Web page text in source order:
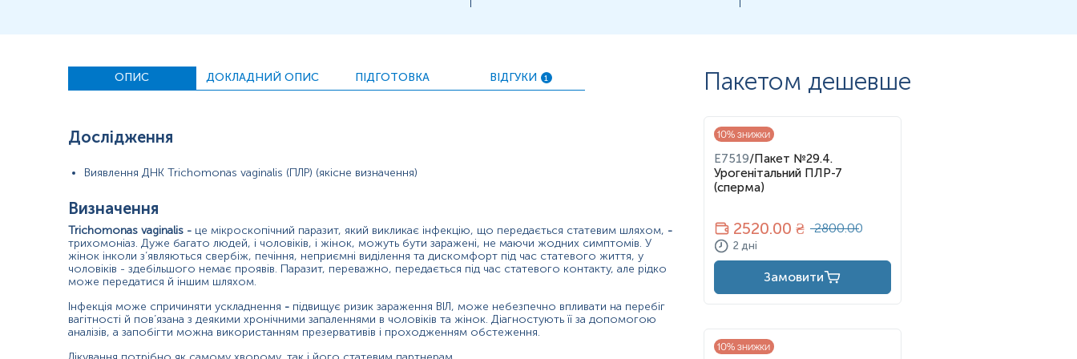
Синоніми
Маркер наявності Trichomonas vaginalis
Показання до призначення
Запальні захворювання сечостатевої системи;
Аномальні вагінальні виділення;
Виділення з уретри;
ОПИС ДОКЛАДНИЙ ОПИС ПІДГОТОВКА ВІДГУКИ 1
Дослідження
Виявлення ДНК Trichomonas vaginalis (ПЛР) (якісне визначення)
Визначення
Trichomonas vaginalis -це мікроскопічний паразит, який викликає інфекцію, що передається статевим шляхом, -
трихомоніаз. Дуже багато людей, і чоловіків, і жінок, можуть бути заражені, не маючи жодних симптомів. У
жінок інколи з’являються свербіж, печіння, неприємні виділення та дискомфорт під час статевого життя, у
чоловіків - здебільшого немає проявів. Паразит, переважно, передається під час статевого контакту, але рідко
може передатися й іншим шляхом.
Інфекція може спричиняти ускладнення -підвищує ризик зараження ВІЛ, може небезпечно впливати на перебіг
вагітності й пов’язана з деякими хронічними запаленнями в чоловіків та жінок. Діагностують її за допомогою
аналізів, а запобігти можна використанням презервативів і проходженням обстеження.
Пакетом дешевше
10% знижки
E7519/Пакет №29.4.
Урогенітальний ПЛР-7
(сперма)
2520.00 ₴ 2800.00
2 дні
Замовити
10% знижки